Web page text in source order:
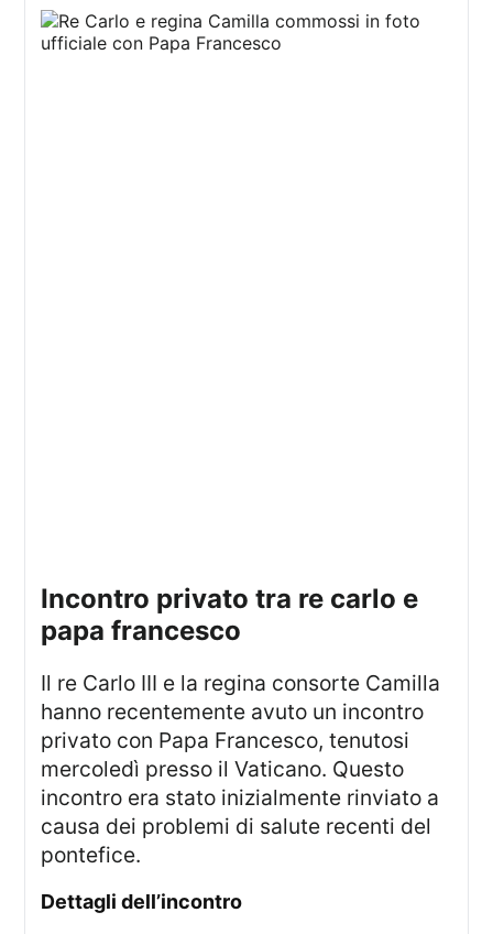
incontro privato tra re carlo e
papa francesco
Il re Carlo III e la regina consorte Camilla
hanno recentemente avuto un incontro
privato con Papa Francesco, tenutosi
mercoledì presso il Vaticano. Questo
incontro era stato inizialmente rinviato a
causa dei problemi di salute recenti del
pontefice.
dettagli dell’incontro